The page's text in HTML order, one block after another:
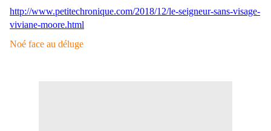
http://www.petitechronique.com/2018/12/le-seigneur-sans-visage-
viviane-moore.html
Noé face au déluge